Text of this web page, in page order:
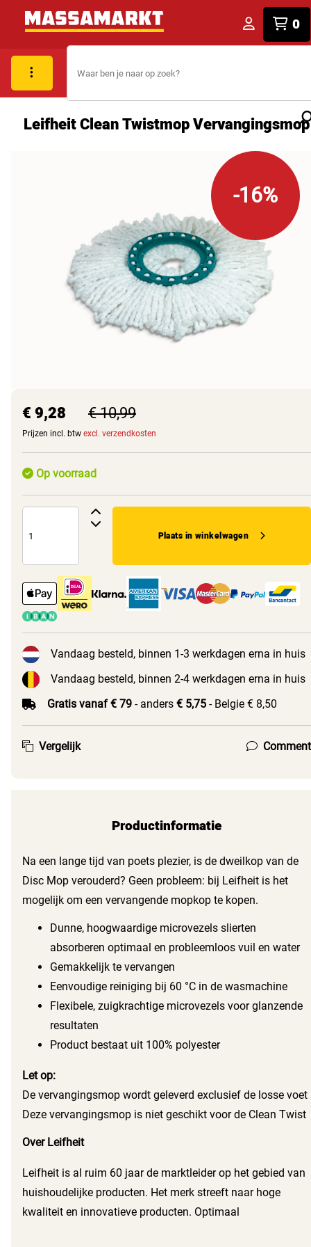
0
Leifheit Clean Twistmop Vervangingsmop
-16%
€ 9,28 € 10,99
Prijzen incl. btw excl. verzendkosten
Op voorraad
Plaats in winkelwagen
Vandaag besteld, binnen 1-3 werkdagen erna in huis
Vandaag besteld, binnen 2-4 werkdagen erna in huis
Gratis vanaf € 79 - anders € 5,75 - Belgie € 8,50
Vergelijk Comment
Productinformatie
Na een lange tijd van poets plezier, is de dweilkop van de
Disc Mop verouderd? Geen probleem: bij Leifheit is het
mogelijk om een vervangende mopkop te kopen.
kan de Leifheit dweil worden gewassen in de wasmachine
op 60 °C. Hierdoor is het opzetstuk snel hygiënisch schoon
en klaar voor een volgend gebruik.
Dunne, hoogwaardige microvezels slierten
absorberen optimaal en probleemloos vuil en water
Gemakkelijk te vervangen
Eenvoudige reiniging bij 60 °C in de wasmachine
Flexibele, zuigkrachtige microvezels voor glanzende
resultaten
Product bestaat uit 100% polyester
Let op:
De vervangingsmop wordt geleverd exclusief de losse voet
Deze vervangingsmop is niet geschikt voor de Clean Twist
Over Leifheit
Leifheit is al ruim 60 jaar de marktleider op het gebied van
huishoudelijke producten. Het merk streeft naar hoge
kwaliteit en innovatieve producten. Optimaal